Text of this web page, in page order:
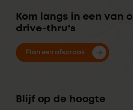
Kom langs in een van
drive-thru's
Plan een afspraak
Blijf op de hoogte